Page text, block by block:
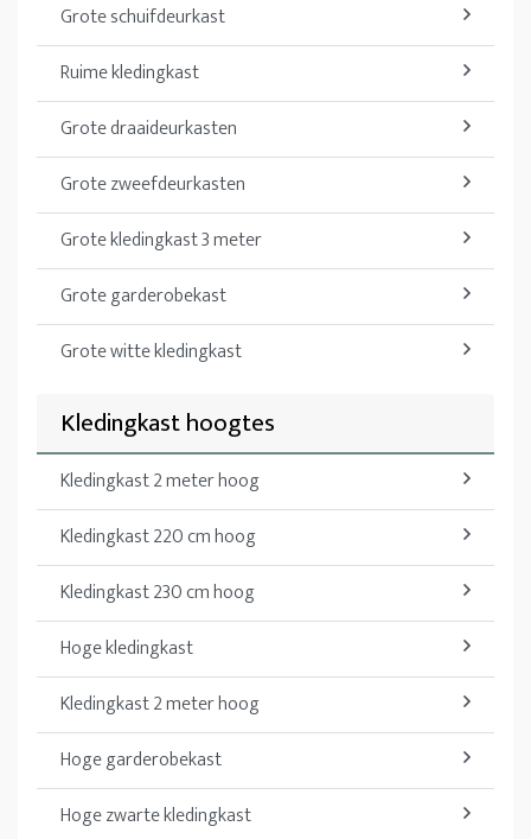
Grote schuifdeurkast
Ruime kledingkast
Grote draaideurkasten
Grote zweefdeurkasten
Grote kledingkast 3 meter
Grote garderobekast
Grote witte kledingkast
Kledingkast hoogtes
Kledingkast 2 meter hoog
Kledingkast 220 cm hoog
Kledingkast 230 cm hoog
Hoge kledingkast
Kledingkast 2 meter hoog
Hoge garderobekast
Hoge zwarte kledingkast